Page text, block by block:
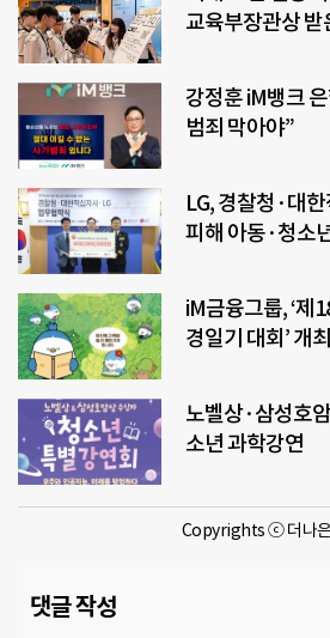
교육부장관상
강정훈 iM뱅크
범죄 막아야”
LG, 경찰청·대
피해 아동·청소
iM금융그룹, ‘제
경일기 대회’ 개최
노벨상·삼성호
소년 과학강연
Copyrights ⓒ 더나
댓글 작성